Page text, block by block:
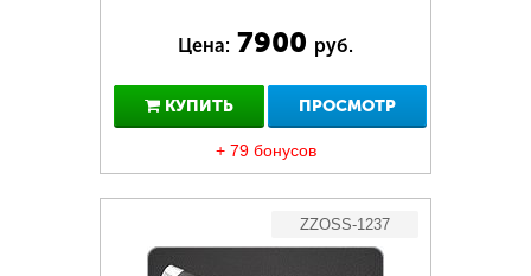
Цена: 7900 руб.
КУПИТЬ ПРОСМОТР
+ 79 бонусов
ZZOSS-1237